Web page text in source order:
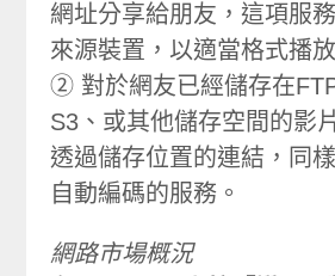
網址分享給朋友，這項服
來源裝置，以適當格式播
② 對於網友已經儲存在
S3、或其他儲存空間的影
透過儲存位置的連結，同
自動編碼的服務。
網路市場概況